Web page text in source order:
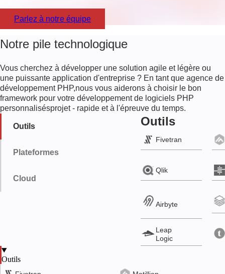
Parlez à notre équipe
Notre pile technologique
Vous cherchez à développer une solution agile et légère ou
une puissante application d'entreprise ? En tant que agence de
développement PHP,nous vous aiderons à choisir le bon
framework pour votre développement de logiciels PHP
personnalisésprojet - rapide et à l'épreuve du temps.
Outils
Plateformes
Cloud
Outils
Fivetran
Qlik
Airbyte
Leap
Logic
Snowflake
Azure
Outils